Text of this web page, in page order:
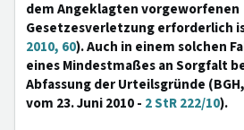
dem Angeklagten vorgeworfenen
Gesetzesverletzung erforderlich
2010, 60). Auch in einem solchen
eines Mindestmaßes an Sorgfalt
Abfassung der Urteilsgründe
vom 23. Juni 2010 - 2 StR 222/10).